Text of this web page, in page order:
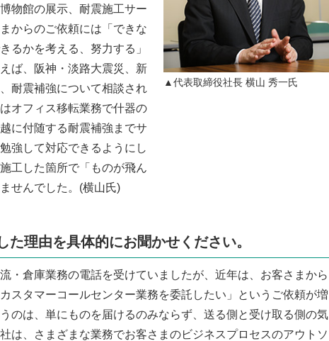
▲代表取締役社長 横山 秀一氏
物館の展示、耐震施工サー
からのご依頼には「できな
るかを考える、努力する」
ば、阪神・淡路大震災、新
耐震補強について相談され
オフィス移転業務で什器の
に付随する耐震補強までサ
強して対応できるようにし
工した箇所で「ものが飛ん
せんでした。(横山氏)
た理由を具体的にお聞かせください。
・倉庫業務の電話を受けていましたが、近年は、お客さまから
スタマーコールセンター業務を委託したい」というご依頼が増
のは、単にものを届けるのみならず、送る側と受け取る側の気
は、さまざまな業務でお客さまのビジネスプロセスのアウトソ